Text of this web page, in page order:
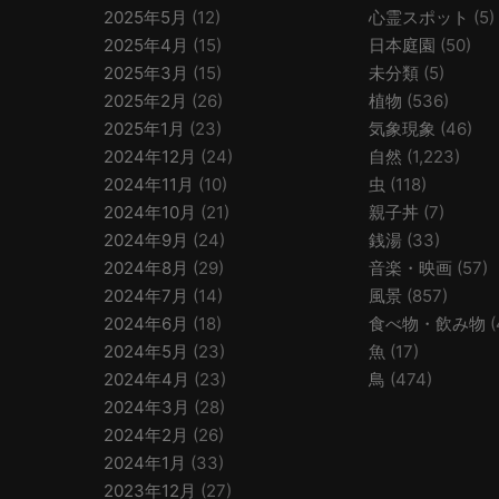
2025年5月 (12)
2025年4月 (15)
2025年3月 (15)
2025年2月 (26)
2025年1月 (23)
2024年12月 (24)
2024年11月 (10)
2024年10月 (21)
2024年9月 (24)
2024年8月 (29)
2024年7月 (14)
2024年6月 (18)
2024年5月 (23)
2024年4月 (23)
2024年3月 (28)
2024年2月 (26)
2024年1月 (33)
2023年12月 (27)
心霊スポット (5)
日本庭園 (50)
未分類 (5)
植物 (536)
気象現象 (46)
自然 (1,223)
虫 (118)
親子丼 (7)
銭湯 (33)
音楽・映画 (57)
風景 (857)
食べ物・飲み物
魚 (17)
鳥 (474)